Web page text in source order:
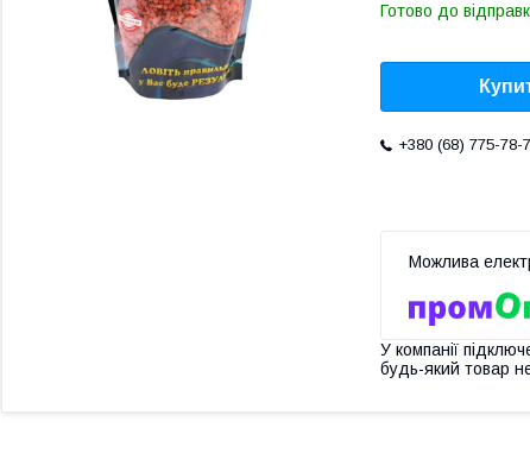
Готово до
+380 (68) 775-78-
У компанії
будь-який товар